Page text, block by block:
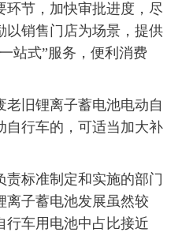
环节，加快审批进度，尽
以销售门店为场景，提供
站式”服务，便利消费
旧锂离子蓄电池电动自
自行车的，可适当加大补
标准制定和实施的部门
离子蓄电池发展虽然较
行车用电池中占比接近